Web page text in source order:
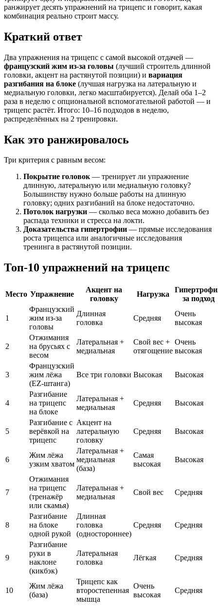
ранжирует десять упражнений на трицепс и говорит, какая
комбинация реально строит массу.
Краткий ответ
Два упражнения на трицепс с самой высокой отдачей —
французский жим из-за головы (лучший строитель длинной
головки, акцент на растянутой позиции) и вариация
разгибания на блоке (лучшая нагрузка на латеральную и
медиальную головки, легко масштабируется). Делай оба 1–2
раза в неделю с опциональной вспомогательной работой — и
трицепс растёт. Итого: 10–16 подходов в неделю,
распределённых на 2 тренировки.
Как это ранжировалось
Три критерия с равным весом:
Покрытие головок— тренирует ли упражнение
длинную, латеральную или медиальную головку?
Большинству нужно больше работы на длинную
головку; одних разгибаний на блоке недостаточно.
Потолок нагрузки — сколько веса можно добавить без
распада техники и стресса на локти.
Доказательства гипертрофии — прямые исследования
роста трицепса или аналогичные исследования
тренинга в растянутой позиции.
Топ-10 упражнений на трицепс
Место Упражнение
Акцент на
головку
Нагрузка
за подход
1
Французский
жим из-за
головы
Длинная
головка
Средняя
Очень
высокая
2
Отжимания
на брусьях с
весом
Латеральная +
медиальная
Свой вес +
отягощение
Очень
высокая
3
Французский
жим лёжа
(EZ-штанга)
Все три головки Высокая Высокая
4
Разгибание
на трицепс
на блоке
Латеральная +
медиальная
Средняя Высокая
5
Разгибание с
верёвкой на
трицепс
Акцент на
латеральную
головку
Средняя Высокая
6
Жим лёжа
узким хватом
Латеральная +
медиальная
(база)
Самая
высокая
Высокая
7
Отжимания
на трицепс
(тренажёр
или скамья)
Латеральная +
медиальная
Свой вес Средняя
8
Разгибание
на блоке
одной рукой
Длинная
головка
(одностороннее)
Средняя Средняя
9
Разгибание
руки в
наклоне
(кикбэк)
Латеральная
головка
Лёгкая Средняя
10
Жим лёжа
(база)
Трицепс как
второстепенная
мышца
Очень
высокая
Средняя